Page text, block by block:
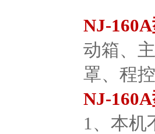
NJ-
动箱、
罩、程
NJ-
1、本机